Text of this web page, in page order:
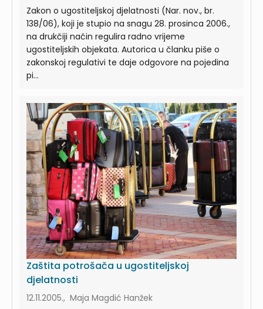
Zakon o ugostiteljskoj djelatnosti (Nar. nov., br.
138/06), koji je stupio na snagu 28. prosinca 2006.,
na drukčiji način regulira radno vrijeme
ugostiteljskih objekata. Autorica u članku piše o
zakonskoj regulativi te daje odgovore na pojedina
pi...
Zaštita potrošača u ugostiteljskoj
djelatnosti
12.11.2005., Maja Magdić Hanžek